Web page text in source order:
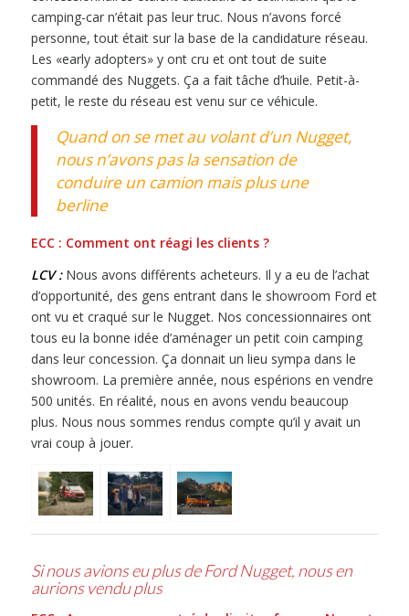
camping-car n’était pas leur truc. Nous n’avons forcé
personne, tout était sur la base de la candidature réseau.
Les «early adopters» y ont cru et ont tout de suite
commandé des Nuggets. Ça a fait tâche d’huile. Petit-à-
petit, le reste du réseau est venu sur ce véhicule.
Quand on se met au volant d’un Nugget,
nous n’avons pas la sensation de
conduire un camion mais plus une
berline
ECC : Comment ont réagi les clients ?
LCV : Nous avons différents acheteurs. Il y a eu de l’achat
d’opportunité, des gens entrant dans le showroom Ford et
ont vu et craqué sur le Nugget. Nos concessionnaires ont
tous eu la bonne idée d’aménager un petit coin camping
dans leur concession. Ça donnait un lieu sympa dans le
showroom. La première année, nous espérions en vendre
500 unités. En réalité, nous en avons vendu beaucoup
plus. Nous nous sommes rendus compte qu’il y avait un
vrai coup à jouer.
Si nous avions eu plus de Ford Nugget, nous en
aurions vendu plus